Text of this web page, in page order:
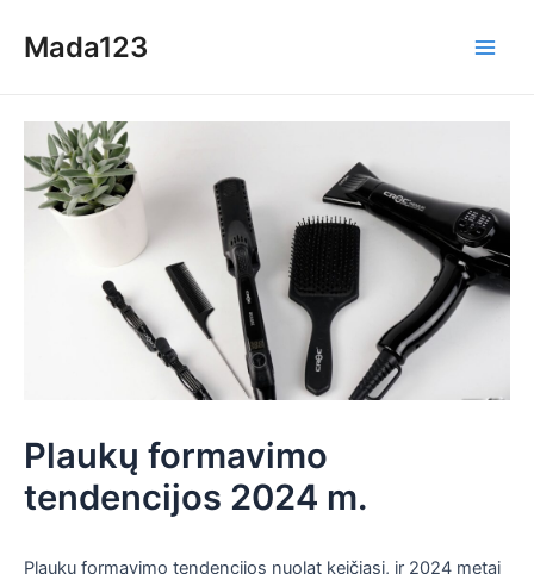
Mada123
Plaukų formavimo
tendencijos 2024 m.
Plaukų formavimo tendencijos nuolat keičiasi, ir 2024 metai